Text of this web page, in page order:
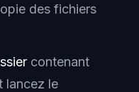
des fichiers
contenant
lancez le